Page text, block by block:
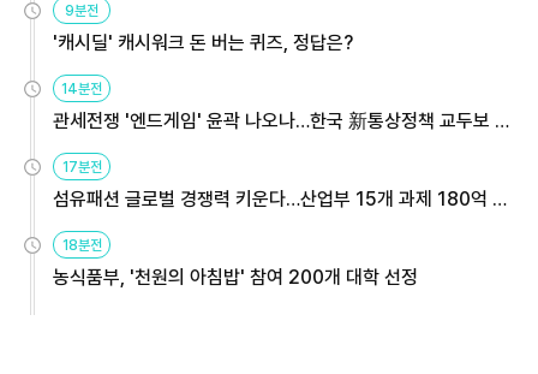
9분전
'캐시딜' 캐시워크 돈 버는 퀴즈, 정답은?
14분전
관세전쟁 '엔드게임' 윤곽 나오나…한국 新통상정책 교두보 활
17분전
섬유패션 글로벌 경쟁력 키운다…산업부 15개 과제 180억 지
18분전
농식품부, '천원의 아침밥' 참여 200개 대학 선정